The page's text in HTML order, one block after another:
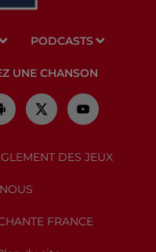
PODCASTS
UNE CHANSON
DES JEUX
FRANCE